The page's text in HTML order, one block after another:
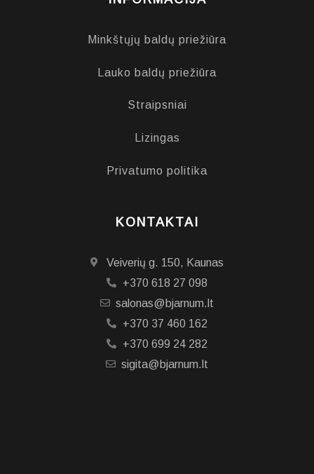
Minkštųjų baldų priežiūra
Lauko baldų priežiūra
Straipsniai
Lizingas
Privatumo politika
KONTAKTAI
Veiverių g. 150, Kaunas
+370 618 27 098
salonas@bjarnum.lt
+370 37 460 162
+370 699 24 282
sigita@bjarnum.lt